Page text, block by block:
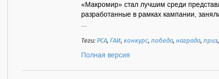
«Макромир» стал лучшим среди
разработанные в рамках кампании,
...
Теги:РСА, ГАИ,конкурс,победа,награда,приз
Полная версия